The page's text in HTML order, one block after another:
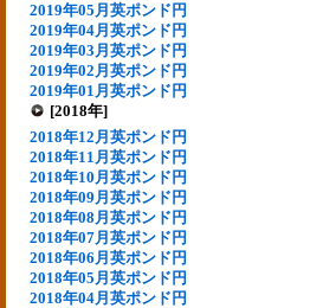
2019年05月英ポンド円
2019年04月英ポンド円
2019年03月英ポンド円
2019年02月英ポンド円
2019年01月英ポンド円
[2018年]
2018年12月英ポンド円
2018年11月英ポンド円
2018年10月英ポンド円
2018年09月英ポンド円
2018年08月英ポンド円
2018年07月英ポンド円
2018年06月英ポンド円
2018年05月英ポンド円
2018年04月英ポンド円